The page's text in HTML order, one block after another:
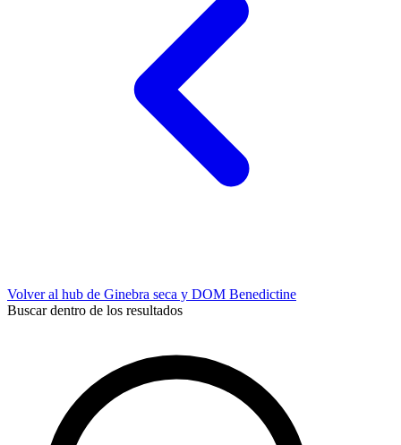
Volver al hub de Ginebra seca y DOM Benedictine
Buscar dentro de los resultados